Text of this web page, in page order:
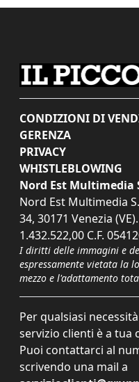
CONDIZIONI DI
GERENZA
PRIVACY
WHISTLEBLOWING
Nord Est Multimedia
Nord Est Multimedia
34, 30171 Venezia
1.432.522,00 C.F.
I diritti delle immagini e
espressamente vietata la
mezzo e l'adattamento
Per qualsiasi
servizio clienti è a tua
Puoi contattarci al
scrivendo una mail a